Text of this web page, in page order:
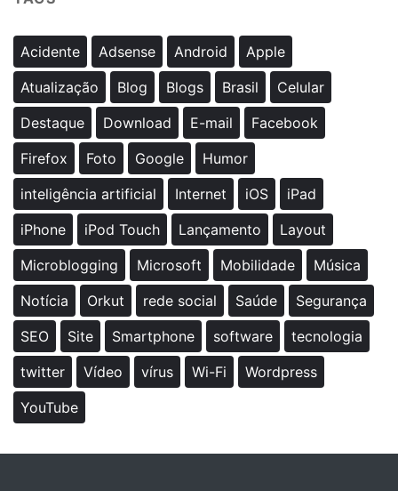
Acidente Adsense Android
Apple
Atualização
Blog Blogs Brasil
Celular
Destaque
Download E-mail
Facebook
Firefox
Foto Google
Humor
inteligência artificial
Internet iOS
iPad
iPhone
iPod Touch Lançamento
Layout
Microblogging
Microsoft Mobilidade
Música
Notícia
Orkut rede social Saúde
Segurança
SEO
Site Smartphone software
tecnologia
twitter
Vídeo vírus Wi-Fi
Wordpress
YouTube